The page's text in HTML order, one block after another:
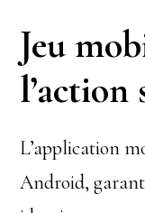
Jeu
l’action
L’application
Android,